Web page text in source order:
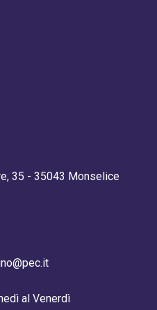
35 - 35043 Monselice
al Venerdì